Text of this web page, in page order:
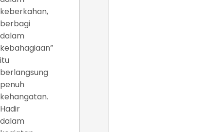
keberkahan,
berbagi
dalam
kebahagiaan”
itu
berlangsung
penuh
kehangatan.
Hadir
dalam